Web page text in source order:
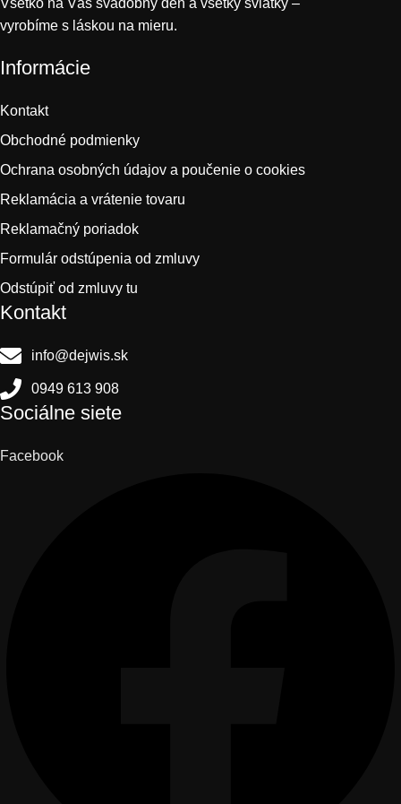
Všetko na Váš svadobný deň a všetky sviatky –
vyrobíme s láskou na mieru.
Informácie
Kontakt
Obchodné podmienky
Ochrana osobných údajov a poučenie o cookies
Reklamácia a vrátenie tovaru
Reklamačný poriadok
Formulár odstúpenia od zmluvy
Odstúpiť od zmluvy tu
Kontakt
info@dejwis.sk
0949 613 908
Sociálne siete
Facebook